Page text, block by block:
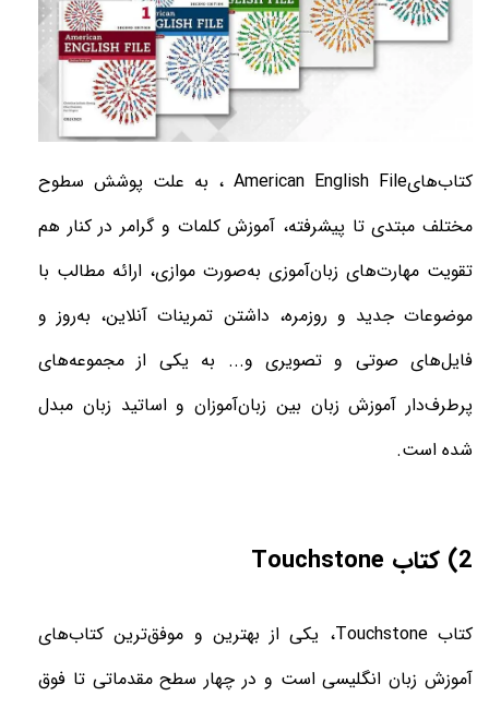
کتاب‌هایAmerican English File ، به علت پوشش سطوح
مختلف مبتدی تا پیشرفته، آموزش کلمات و گرامر در کنار هم
تقویت مهارت‌های زبان‌آموزی به‌صورت موازی، ارائه مطالب با
موضوعات جدید و روزمره، داشتن تمرینات آنلاین، به‌روز و
فایل‌های صوتی و تصویری و... به یکی از مجموعه‌های
پرطرف‌دار آموزش زبان بین زبان‌آموزان و اساتید زبان مبدل
شده است.
2) کتاب Touchstone
کتابTouchstone، یکی از بهترین و موفق‌ترین کتاب‌های
آموزش زبان انگلیسی است و در چهار سطح مقدماتی تا فوق